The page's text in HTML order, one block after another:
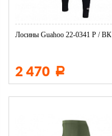
Лосины Guahoo 22-0341 Р / ВК
2 470 Р